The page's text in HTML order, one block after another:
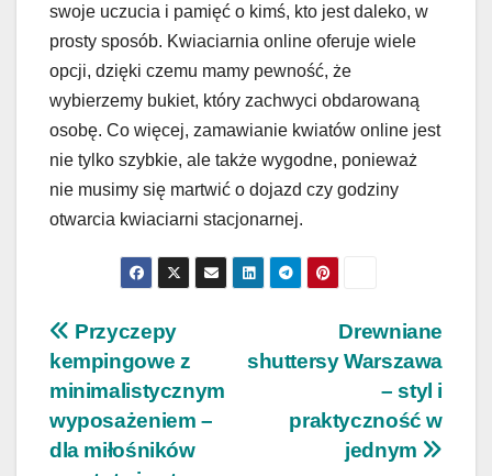
swoje uczucia i pamięć o kimś, kto jest daleko, w
prosty sposób. Kwiaciarnia online oferuje wiele
opcji, dzięki czemu mamy pewność, że
wybierzemy bukiet, który zachwyci obdarowaną
osobę. Co więcej, zamawianie kwiatów online jest
nie tylko szybkie, ale także wygodne, ponieważ
nie musimy się martwić o dojazd czy godziny
otwarcia kwiaciarni stacjonarnej.
Nawigacja
wpisu
Drewniane
shuttersy Warszawa
– styl i
praktyczność w
jednym
Przyczepy
kempingowe z
minimalistycznym
wyposażeniem –
dla miłośników